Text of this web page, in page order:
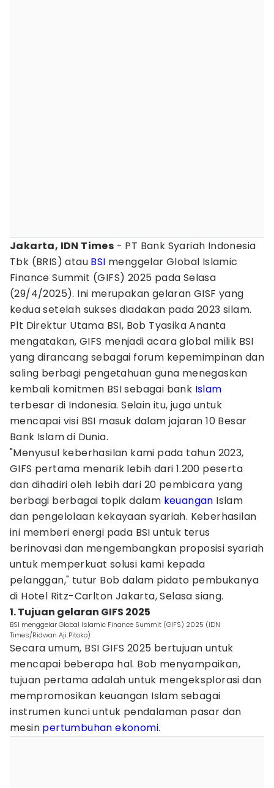
Jakarta, IDN Times - PT Bank Syariah Indonesia
Tbk (BRIS) atau BSI menggelar Global Islamic
Finance Summit (GIFS) 2025 pada Selasa
(29/4/2025). Ini merupakan gelaran GISF yang
kedua setelah sukses diadakan pada 2023 silam.
Plt Direktur Utama BSI, Bob Tyasika Ananta
mengatakan, GIFS menjadi acara global milik BSI
yang dirancang sebagai forum kepemimpinan dan
saling berbagi pengetahuan guna menegaskan
kembali komitmen BSI sebagai bank Islam
terbesar di Indonesia. Selain itu, juga untuk
mencapai visi BSI masuk dalam jajaran 10 Besar
Bank Islam di Dunia.
"Menyusul keberhasilan kami pada tahun 2023,
GIFS pertama menarik lebih dari 1.200 peserta
dan dihadiri oleh lebih dari 20 pembicara yang
berbagi berbagai topik dalam keuangan Islam
dan pengelolaan kekayaan syariah. Keberhasilan
ini memberi energi pada BSI untuk terus
berinovasi dan mengembangkan proposisi syariah
untuk memperkuat solusi kami kepada
pelanggan," tutur Bob dalam pidato pembukanya
di Hotel Ritz-Carlton Jakarta, Selasa siang.
1. Tujuan gelaran GIFS 2025
BSI menggelar Global Islamic Finance Summit (GIFS) 2025 (IDN
Times/Ridwan Aji Pitoko)
Secara umum, BSI GIFS 2025 bertujuan untuk
mencapai beberapa hal. Bob menyampaikan,
tujuan pertama adalah untuk mengeksplorasi dan
mempromosikan keuangan Islam sebagai
instrumen kunci untuk pendalaman pasar dan
mesin pertumbuhan ekonomi.